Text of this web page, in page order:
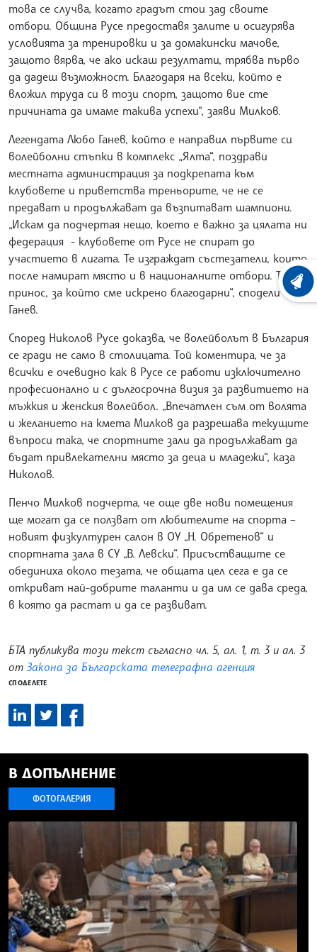
това се случва, когато градът стои зад своите
отбори. Община Русе предоставя залите и осигурява
условията за тренировки и за домакински мачове,
защото вярва, че ако искаш резултати, трябва първо
да дадеш възможност. Благодаря на всеки, който е
вложил труда си в този спорт, защото вие сте
причината да имаме такива успехи“, заяви Милков.
Легендата Любо Ганев, който е направил първите си
волейболни стъпки в комплекс „Ялта“, поздрави
местната администрация за подкрепата към
клубовете и приветства треньорите, че не се
предават и продължават да възпитават шампиони.
„Искам да подчертая нещо, което е важно за цялата ни
федерация - клубовете от Русе не спират до
участието в лигата. Те изграждат състезатели, които
после намират място и в националните отбори. Това е
принос, за който сме искрено благодарни“, сподели
Ганев.
Според Николов Русе доказва, че волейболът в България
се гради не само в столицата. Той коментира, че за
всички е очевидно как в Русе се работи изключително
професионално и с дългосрочна визия за развитието на
мъжкия и женския волейбол. „Впечатлен съм от волята
и желанието на кмета Милков да разрешава текущите
въпроси така, че спортните зали да продължават да
бъдат привлекателни място за деца и младежи“, каза
Николов.
Пенчо Милков подчерта, че още две нови помещения
ще могат да се ползват от любителите на спорта –
новият физкултурен салон в ОУ „Н. Обретенов“ и
спортната зала в СУ „В. Левски“. Присъстващите се
обединиха около тезата, че общата цел сега е да се
откриват най-добрите таланти и да им се дава среда,
в която да растат и да се развиват.
БТА публикува този текст съгласно чл. 5, ал. 1, т. 3 и ал. 3
от Закона за Българската телеграфна агенция
СПОДЕЛЕТЕ
В ДОПЪЛНЕНИЕ
ФОТОГАЛЕРИЯ